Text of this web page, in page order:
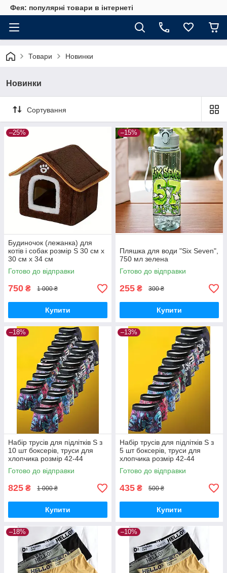
Фея: популярні товари в інтернеті
Товари Новинки
Новинки
Сортування
–25%
Будиночок (лежанка) для
котів і собак розмір S 30 см x
30 см х 34 см
Готово до відправки
750 ₴ 1 000 ₴
Купити
–15%
Пляшка для води "Six Seven",
750 мл зелена
Готово до відправки
255 ₴ 300 ₴
Купити
–18%
Набір трусів для підлітків S з
10 шт боксерів, труси для
хлопчика розмір 42-44
Готово до відправки
825 ₴ 1 000 ₴
Купити
–13%
Набір трусів для підлітків S з
5 шт боксерів, труси для
хлопчика розмір 42-44
Готово до відправки
435 ₴ 500 ₴
Купити
–18% –10%